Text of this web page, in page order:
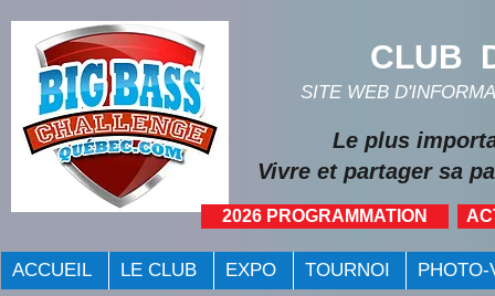
CLUB
SITE WEB
Vivre et partager sa
2026 PROGRAMMATION
Le plus
ACCUEIL LE CLUB EXPO TOURNOI PHOTO-